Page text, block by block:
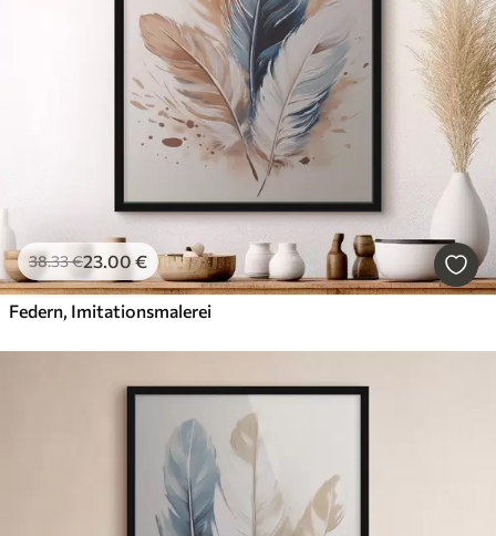
38.33€23.00 €
Federn, Imitationsmalerei